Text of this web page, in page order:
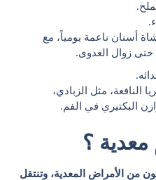
أسنان ناعمة يومياً، مع
حتى زوال العدوى.
النافعة، مثل الزبادي،
البكتيري في الفم.
؟
من الأمراض المعدية، وتنتقل